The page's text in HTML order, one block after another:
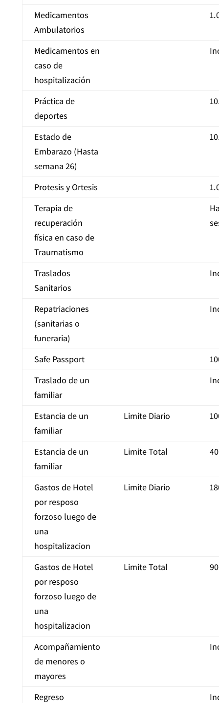
Medicamentos
Ambulatorios
Medicamentos en
caso de
hospitalización
Práctica de
deportes
Estado de
Embarazo (Hasta
semana 26)
Protesis y Ortesis
Terapia de
recuperación
física en caso de
Traumatismo
Traslados
Sanitarios
Repatriaciones
(sanitarias o
funeraria)
Safe Passport
Traslado de un
familiar
Estancia de un
familiar
Limite Diario
Estancia de un
familiar
Limite Total
Gastos de Hotel
por resposo
forzoso luego de
una
hospitalizacion
Limite Diario
Gastos de Hotel
por resposo
forzoso luego de
una
hospitalizacion
Limite Total
Acompañamiento
de menores o
mayores
Regreso